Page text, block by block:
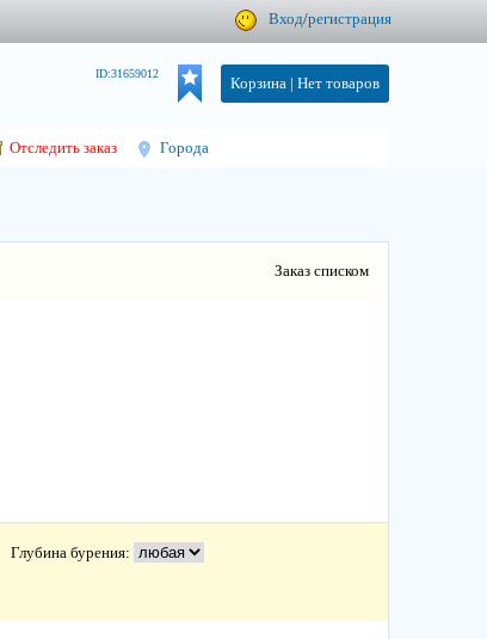
Вход/регистрация
Корзина | Нет товаров
ID:31659012
Отследить заказ Города
Заказ списком
Глубина бурения: